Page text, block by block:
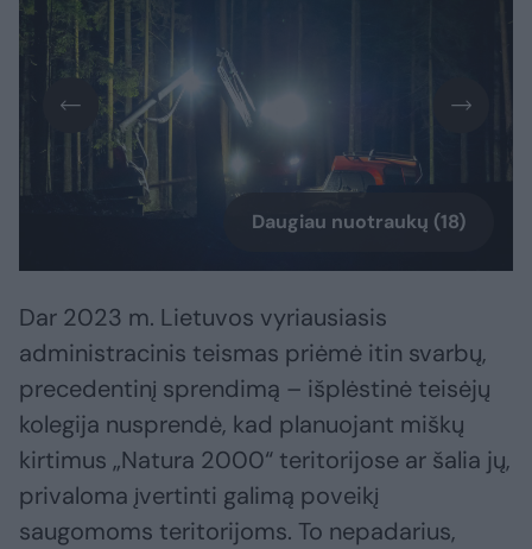
Daugiau nuotraukų (18)
Dar 2023 m. Lietuvos vyriausiasis
administracinis teismas priėmė itin svarbų,
precedentinį sprendimą – išplėstinė teisėjų
kolegija nusprendė, kad planuojant miškų
kirtimus „Natura 2000“ teritorijose ar šalia jų,
privaloma įvertinti galimą poveikį
saugomoms teritorijoms. To nepadarius,